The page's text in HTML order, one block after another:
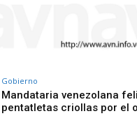
Gobierno
Mandataria venezolana
pentatletas criollas por el